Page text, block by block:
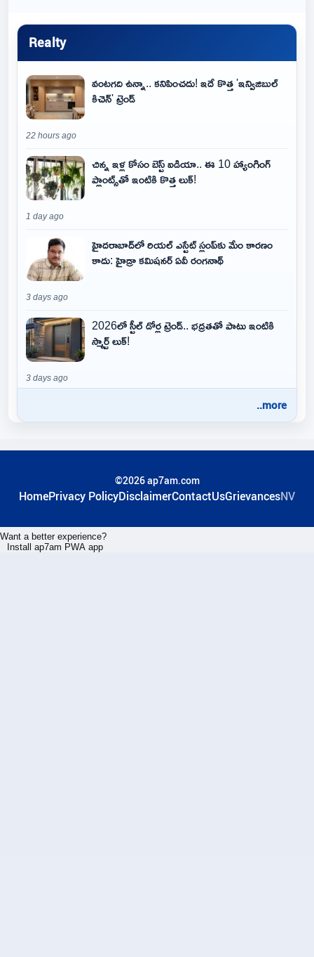
Realty
వంటగది ఉన్నా.. కనిపించదు! ఇదే కొత్త 'ఇన్విజిబుల్
కిచెన్' ట్రెండ్
22 hours ago
చిన్న ఇళ్ల కోసం బెస్ట్ ఐడియా.. ఈ 10 హ్యాంగింగ్
ప్లాంట్స్‌తో ఇంటికి కొత్త లుక్!
1 day ago
హైదరాబాద్‌లో రియల్ ఎస్టేట్ స్లంప్‌కు మేం కారణం
కాదు: హైడ్రా కమిషనర్ ఏవీ రంగనాథ్
3 days ago
2026లో స్టీల్ డోర్ల ట్రెండ్.. భద్రతతో పాటు ఇంటికి
స్మార్ట్ లుక్!
3 days ago
..more
©2026 ap7am.com
HomePrivacy PolicyDisclaimerContactUsGrievancesNV
Want a better experience?
Install ap7am PWA app